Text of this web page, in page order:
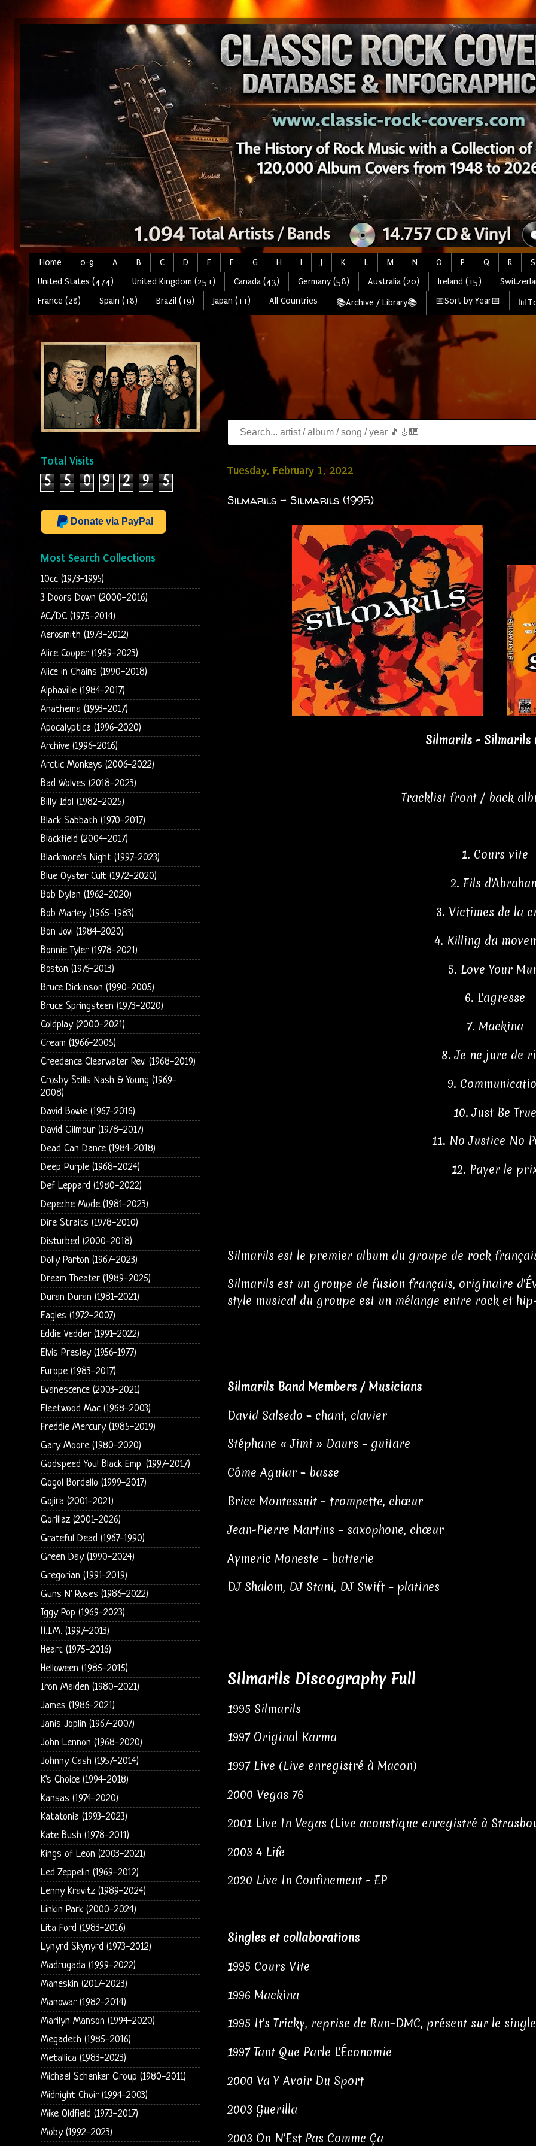
Home 0-9 A B C D E F G H I J K L M N O P Q R S
United States (474)
United Kingdom (251) Canada (43) Germany (58) Australia (20) Ireland (15)
France (28)
Spain (18) Brazil (19) Japan (11) All Countries 📚Archive / Library📚 📅Sort by Year📅
Tuesday, February 1, 2022
Silmarils - Silmarils (1995)
Silmarils - Silmarils
Tracklist front / back
1. Cours vite
2. Fils
3. Victimes de la
4. Killing da
5. Love Your
6. L'agresse
7. Mackina
8. Je ne jure de
9.
10. Just Be True
11. No Justice No
12. Payer le
Silmarils est le premier album du groupe de rock
Silmarils est un groupe de fusion français, originaire
style musical du groupe est un mélange entre rock et
Silmarils Band Members / Musicians
David Salsedo – chant, clavier
Stéphane « Jimi » Daurs – guitare
Côme Aguiar – basse
Brice Montessuit – trompette, chœur
Jean-Pierre Martins – saxophone, chœur
Aymeric Moneste – batterie
DJ Shalom, DJ Stani, DJ Swift – platines
Silmarils Discography Full
1995 Silmarils
1997 Original Karma
1997 Live (Live enregistré à Macon)
2000 Vegas 76
2001 Live In Vegas (Live acoustique enregistré à
2003 4 Life
2020 Live In Confinement - EP
Singles et collaborations
1995 Cours Vite
1996 Mackina
1995 It's Tricky, reprise de Run–DMC, présent sur le
1997 Tant Que Parle L'Économie
2000 Va Y Avoir Du Sport
2003 Guerilla
2003 On N'Est Pas Comme Ça
Total Visits
5 5 0 9 2 9 5
Donate via PayPal
Most Search Collections
10cc (1973-1995)
3 Doors Down (2000-2016)
AC/DC (1975-2014)
Aerosmith (1973-2012)
Alice Cooper (1969-2023)
Alice in Chains (1990-2018)
Alphaville (1984-2017)
Anathema (1993-2017)
Apocalyptica (1996-2020)
Archive (1996-2016)
Arctic Monkeys (2006-2022)
Bad Wolves (2018-2023)
Billy Idol (1982-2025)
Black Sabbath (1970-2017)
Blackfield (2004-2017)
Blackmore's Night (1997-2023)
Blue Oyster Cult (1972-2020)
Bob Dylan (1962-2020)
Bob Marley (1965-1983)
Bon Jovi (1984-2020)
Bonnie Tyler (1978-2021)
Boston (1976-2013)
Bruce Dickinson (1990-2005)
Bruce Springsteen (1973-2020)
Coldplay (2000-2021)
Cream (1966-2005)
Creedence Clearwater Rev. (1968-2019)
Crosby Stills Nash & Young (1969-
2008)
David Bowie (1967-2016)
David Gilmour (1978-2017)
Dead Can Dance (1984-2018)
Deep Purple (1968-2024)
Def Leppard (1980-2022)
Depeche Mode (1981-2023)
Dire Straits (1978-2010)
Disturbed (2000-2018)
Dolly Parton (1967-2023)
Dream Theater (1989-2025)
Duran Duran (1981-2021)
Eagles (1972-2007)
Eddie Vedder (1991-2022)
Elvis Presley (1956-1977)
Europe (1983-2017)
Evanescence (2003-2021)
Fleetwood Mac (1968-2003)
Freddie Mercury (1985-2019)
Gary Moore (1980-2020)
Godspeed You! Black Emp. (1997-2017)
Gogol Bordello (1999-2017)
Gojira (2001-2021)
Gorillaz (2001-2026)
Grateful Dead (1967-1990)
Green Day (1990-2024)
Gregorian (1991-2019)
Guns N' Roses (1986-2022)
Iggy Pop (1969-2023)
H.I.M. (1997-2013)
Heart (1975-2016)
Helloween (1985-2015)
Iron Maiden (1980-2021)
James (1986-2021)
Janis Joplin (1967-2007)
John Lennon (1968-2020)
Johnny Cash (1957-2014)
K's Choice (1994-2018)
Kansas (1974-2020)
Katatonia (1993-2023)
Kate Bush (1978-2011)
Kings of Leon (2003-2021)
Led Zeppelin (1969-2012)
Lenny Kravitz (1989-2024)
Linkin Park (2000-2024)
Lita Ford (1983-2016)
Lynyrd Skynyrd (1973-2012)
Madrugada (1999-2022)
Maneskin (2017-2023)
Manowar (1982-2014)
Marilyn Manson (1994-2020)
Megadeth (1985-2016)
Metallica (1983-2023)
Michael Schenker Group (1980-2011)
Midnight Choir (1994-2003)
Mike Oldfield (1973-2017)
Moby (1992-2023)